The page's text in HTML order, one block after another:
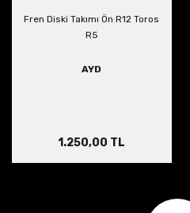
Fren Diski Takımı Ön R12 Toros
R5
AYD
1.250,00 TL